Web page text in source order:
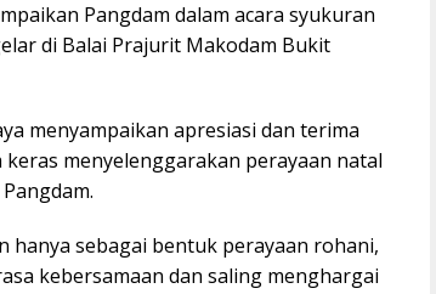
Pangdam dalam acara syukuran
di Balai Prajurit Makodam Bukit
menyampaikan apresiasi dan terima
menyelenggarakan perayaan natal
hanya sebagai bentuk perayaan rohani,
kebersamaan dan saling menghargai